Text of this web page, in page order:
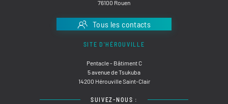
76100 Rouen
Tous les contacts
SITE D'HÉROUVILLE
Pentacle - Bâtiment C
5 avenue de Tsukuba
14200 Hérouville Saint-Clair
SUIVEZ-NOUS :